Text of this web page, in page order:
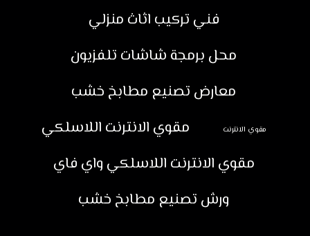
فني تركيب اثاث منزلي
محل برمجة شاشات تلفزيون
معارض تصنيع مطابخ خشب
مقوي الانترنت
مقوي الانترنت اللاسلكي
مقوي الانترنت اللاسلكي واي فاي
ورش تصنيع مطابخ خشب